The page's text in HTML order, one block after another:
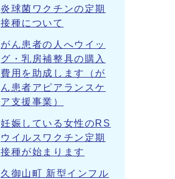
炎球菌ワクチンの定期
接種について
がん患者の人へウイッ
グ・乳房補整具の購入
費用を助成します（が
ん患者アピアランスケ
ア支援事業）
妊娠している女性のRS
ウイルスワクチン定期
接種が始まります
久御山町 新型インフル